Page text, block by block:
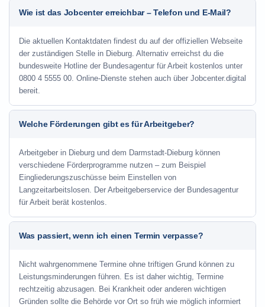
Wie ist das Jobcenter erreichbar – Telefon und E-Mail?
Die aktuellen Kontaktdaten findest du auf der offiziellen Webseite
der zuständigen Stelle in Dieburg. Alternativ erreichst du die
bundesweite Hotline der Bundesagentur für Arbeit kostenlos unter
0800 4 5555 00. Online-Dienste stehen auch über Jobcenter.digital
bereit.
Welche Förderungen gibt es für Arbeitgeber?
Arbeitgeber in Dieburg und dem Darmstadt-Dieburg können
verschiedene Förderprogramme nutzen – zum Beispiel
Eingliederungszuschüsse beim Einstellen von
Langzeitarbeitslosen. Der Arbeitgeberservice der Bundesagentur
für Arbeit berät kostenlos.
Was passiert, wenn ich einen Termin verpasse?
Nicht wahrgenommene Termine ohne triftigen Grund können zu
Leistungsminderungen führen. Es ist daher wichtig, Termine
rechtzeitig abzusagen. Bei Krankheit oder anderen wichtigen
Gründen sollte die Behörde vor Ort so früh wie möglich informiert